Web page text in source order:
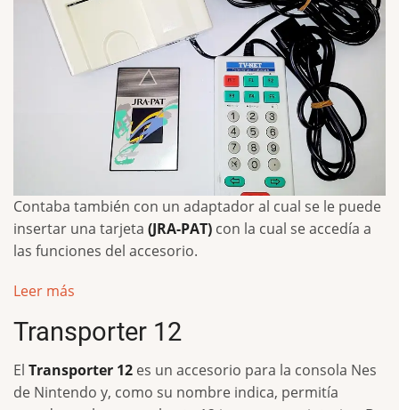
Contaba también con un adaptador al cual se le puede
insertar una tarjeta (JRA-PAT) con la cual se accedía a
las funciones del accesorio.
Leer más
Transporter 12
El Transporter 12 es un accesorio para la consola Nes
de Nintendo y, como su nombre indica, permitía